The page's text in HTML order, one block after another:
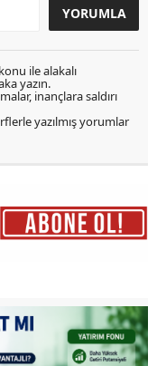
ile alakalı
yazın.
inançlara saldırı
yazılmış yorumlar